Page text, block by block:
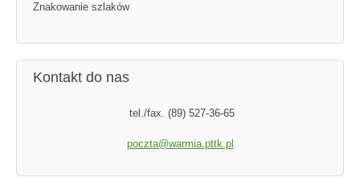
Znakowanie szlaków
Kontakt do nas
tel./fax. (89) 527-36-65
poczta@warmia.pttk.pl